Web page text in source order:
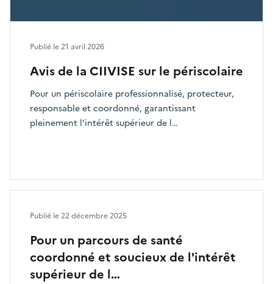
Avis de la CIIVISE sur le périscolaire
Pour un périscolaire professionnalisé, protecteur,
responsable et coordonné, garantissant
pleinement l’intérêt supérieur de l…
Publié le21 avril 2026
Pour un parcours de santé
coordonné et soucieux de l'intérêt
supérieur de l…
Publié le22 décembre 2025